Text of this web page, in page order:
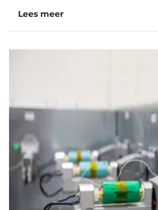
Lees meer